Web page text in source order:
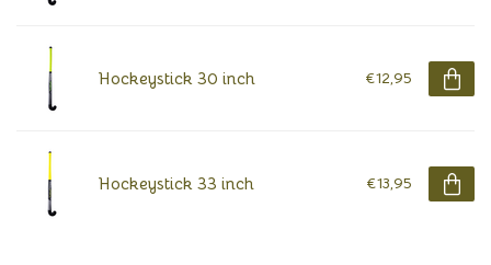
Hockeystick 30 inch €12,95
Hockeystick 33 inch €13,95